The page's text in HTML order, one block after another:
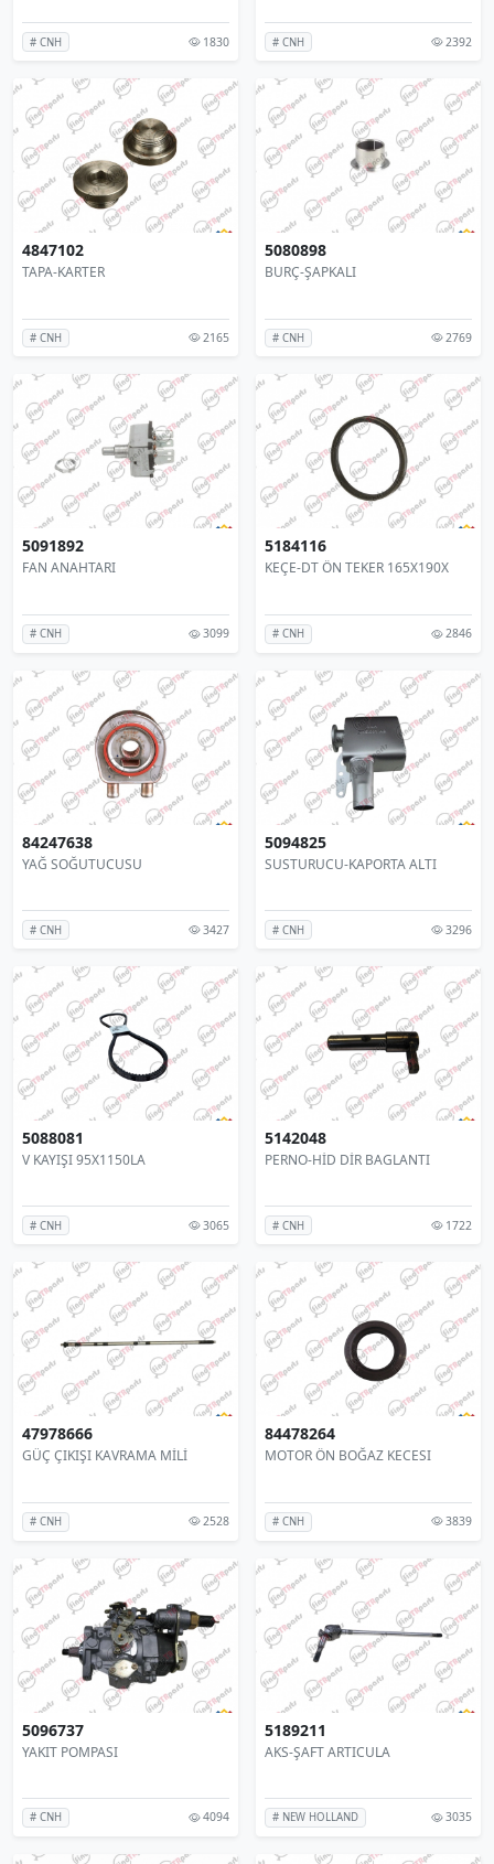
# CNH 1830 # CNH 2392
4847102
TAPA-KARTER
# CNH 2165
5080898
BURÇ-ŞAPKALI
# CNH 2769
5091892
FAN ANAHTARI
# CNH 3099
5184116
KEÇE-DT ÖN TEKER 165X190X
# CNH 2846
84247638
YAĞ SOĞUTUCUSU
# CNH 3427
5094825
SUSTURUCU-KAPORTA ALTI
# CNH 3296
5088081
V KAYIŞI 95X1150LA
# CNH 3065
5142048
PERNO-HİD DİR BAGLANTI
# CNH 1722
47978666
GÜÇ ÇIKIŞI KAVRAMA MİLİ
# CNH 2528
84478264
MOTOR ÖN BOĞAZ KECESI
# CNH 3839
5096737
YAKIT POMPASI
# CNH 4094
5189211
AKS-ŞAFT ARTICULA
# NEW HOLLAND 3035